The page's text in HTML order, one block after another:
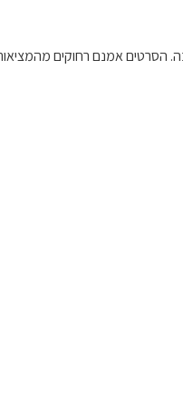
אמנם רחוקים